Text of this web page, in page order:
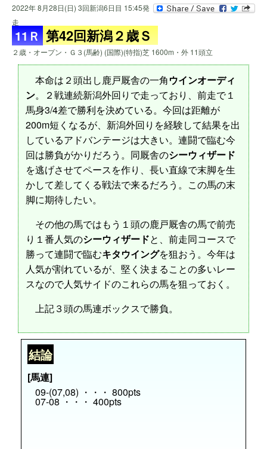
2022年 8月28日(日) 3回新潟6日目 15:45発
走
11Ｒ 第42回新潟２歳Ｓ
２歳・オープン・Ｇ３(馬齢) (国際)(特指)芝 1600m・外 11頭立
本命は２頭出し鹿戸厩舎の一角ウインオーディ
ン。２戦連続新潟外回りで走っており、前走で１
馬身3/4差で勝利を決めている。今回は距離が
200m短くなるが、新潟外回りを経験して結果を出
しているアドバンテージは大きい。連闘で臨む今
回は勝負がかりだろう。同厩舎のシーウィザード
を逃げさせてペースを作り、長い直線で末脚を生
かして差してくる戦法で来るだろう。この馬の末
脚に期待したい。
その他の馬ではもう１頭の鹿戸厩舎の馬で前売
り１番人気のシーウィザードと、前走同コースで
勝って連闘で臨むキタウイングを狙おう。今年は
人気が割れているが、堅く決まることの多いレー
スなので人気サイドのこれらの馬を狙っておく。
上記３頭の馬連ボックスで勝負。
結論
[馬連]
09-(07,08) ・・・ 800pts
07-08 ・・・ 400pts